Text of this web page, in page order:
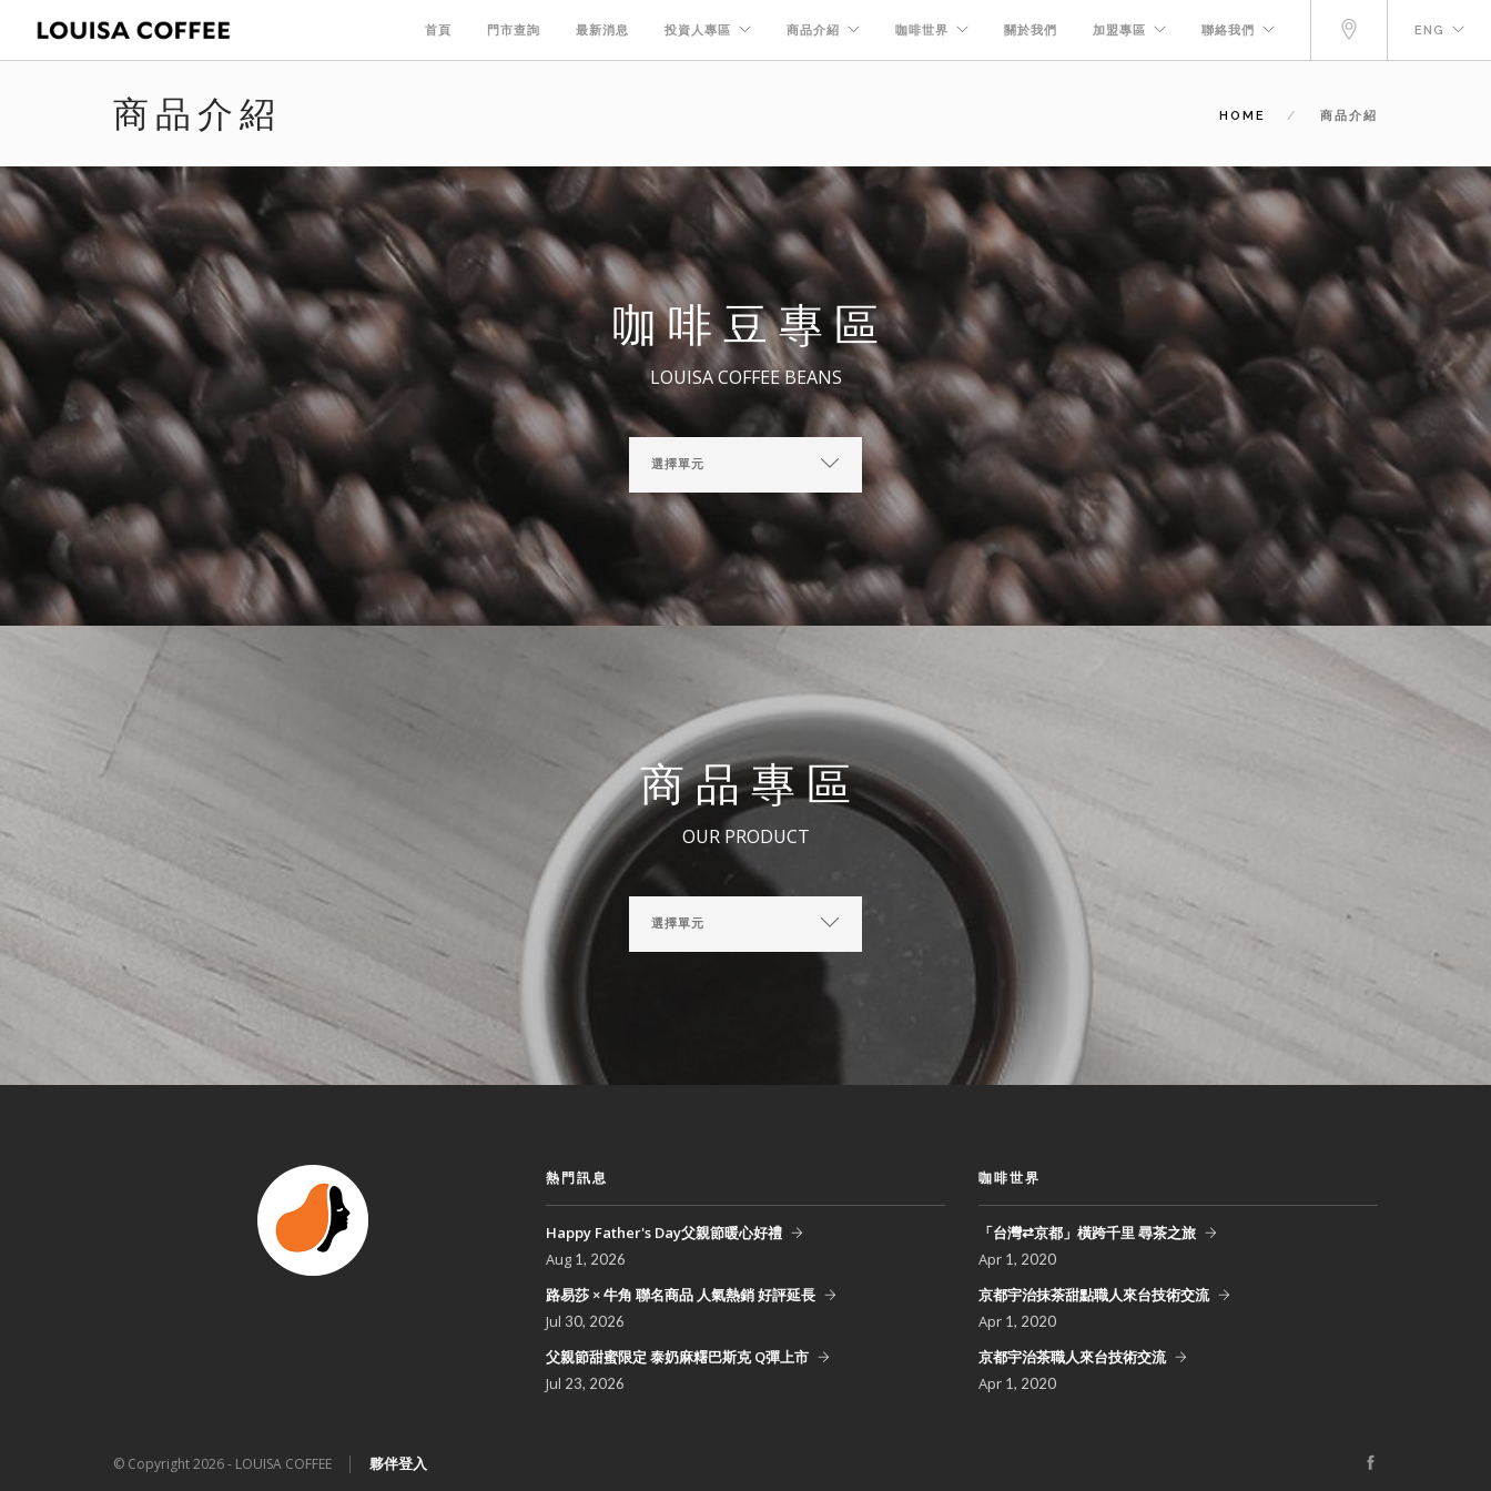
首頁 門市查詢 最新消息 投資人專區 商品介紹 咖啡世界 關於我們 加盟專區 聯絡我們 ENG
商品介紹 HOME 商品介紹
咖啡豆專區
LOUISA COFFEE BEANS
商品專區
OUR PRODUCT
熱門訊息
Happy Father's Day父親節暖心好禮
Aug 1, 2026
路易莎 × 牛角 聯名商品 人氣熱銷 好評延長
Jul 30, 2026
父親節甜蜜限定 泰奶麻糬巴斯克 Q彈上市
Jul 23, 2026
咖啡世界
「台灣⇄京都」橫跨千里 尋茶之旅
Apr 1, 2020
京都宇治抹茶甜點職人來台技術交流
Apr 1, 2020
京都宇治茶職人來台技術交流
Apr 1, 2020
© Copyright 2026 - LOUISA COFFEE 夥伴登入